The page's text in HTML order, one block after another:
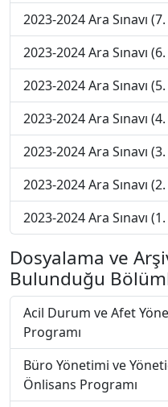
2023-2024 Ara Sınavı
2023-2024 Ara Sınavı
2023-2024 Ara Sınavı
2023-2024 Ara Sınavı
2023-2024 Ara Sınavı
2023-2024 Ara Sınavı
2023-2024 Ara Sınavı
Dosyalama ve
Bulunduğu
Acil Durum ve Afet
Programı
Büro Yönetimi ve
Önlisans Programı